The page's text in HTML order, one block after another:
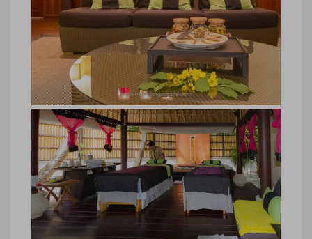
spa hôtel Angsana Velavaru,
Maldives-©-Marie-Ange_Ostre-4175
spa hôtel Angsana Velavaru, Maldives ©
Marie-Ange Ostré
spa hôtel Angsana Velavaru,
Maldives
spa hôtel Angsana Velavaru, Maldives ©
Marie-Ange Ostré